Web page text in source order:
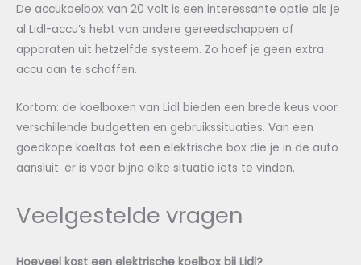
De accukoelbox van 20 volt is een interessante optie als je
al Lidl-accu’s hebt van andere gereedschappen of
apparaten uit hetzelfde systeem. Zo hoef je geen extra
accu aan te schaffen.
Kortom: de koelboxen van Lidl bieden een brede keus voor
verschillende budgetten en gebruikssituaties. Van een
goedkope koeltas tot een elektrische box die je in de auto
aansluit: er is voor bijna elke situatie iets te vinden.
Veelgestelde vragen
Hoeveel kost een elektrische koelbox bij Lidl?